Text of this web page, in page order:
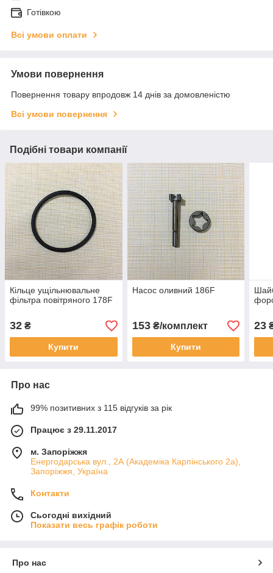
Готівкою
Всі умови оплати
Умови повернення
Повернення товару впродовж 14 днів за домовленістю
Всі умови повернення
Подібні товари компанії
Кільце ущільнювальне
фільтра повітряного 178F
32 ₴
Купити
Насос оливний 186F
153₴/комплект
Купити
23
Про нас
99% позитивних з 115 відгуків за рік
Працює з 29.11.2017
м. Запоріжжя
Енергодарська вул., 2А (Академіка Карпінського 2а),
Запоріжжя, Україна
Контакти
Сьогодні вихідний
Показати весь графік роботи
Про нас